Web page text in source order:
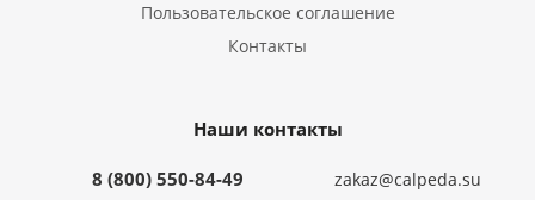
Пользовательское соглашение
Контакты
Наши контакты
8 (800) 550-84-49 zakaz@calpeda.su